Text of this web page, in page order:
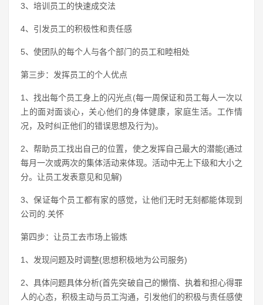
3、培训员工的快速成交法
4、引发员工的积极性和责任感
5、使团队的每个人与各个部门的员工和睦相处
第三步：发挥员工的个人优点
1、找出每个员工身上的闪光点(每一周保证和员工每人一次以
上的面对面谈心，关心他们的身体健康，家庭生活。工作情
况，及时纠正他们的错误思想及行为)。
2、帮助员工找出自己的位置，使之发挥自己最大的潜能(通过
每月一次或两次的集体活动来体现。活动中无上下级和大小之
分。让员工发表意见和见解)
3、保证每个员工都有家的感觉，让他们无时无刻都能体现到
公司的.关怀
第四步：让员工去市场上锻炼
1、发现问题及时调整(思想积极地为公司服务)
2、具体问题具体分析(首先突破自己的懒惰、执着和担心得罪
人的心态，积极主动与员工沟通，引发他们的积极与责任感使